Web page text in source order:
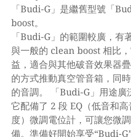
「Budi-G」是繼舊型號「
boost。
「Budi-G」的範圍較廣，有
與一般的 clean boost 相比
益，適合與其他破音效果器
的方式推動真空管音箱，同
的音調。 「Budi-G」用途廣
它配備了 2 段 EQ（低音和
度）微調電位計，可讓您微
備。準備好開始享受“Budi-